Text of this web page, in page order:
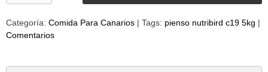
Categoría: Comida Para Canarios | Tags: pienso nutribird c19 5kg |
Comentarios